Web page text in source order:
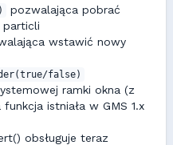
pozwalająca pobrać
particli
wstawić nowy
false)
ramki okna (z
istniała w GMS 1.x
obsługuje teraz